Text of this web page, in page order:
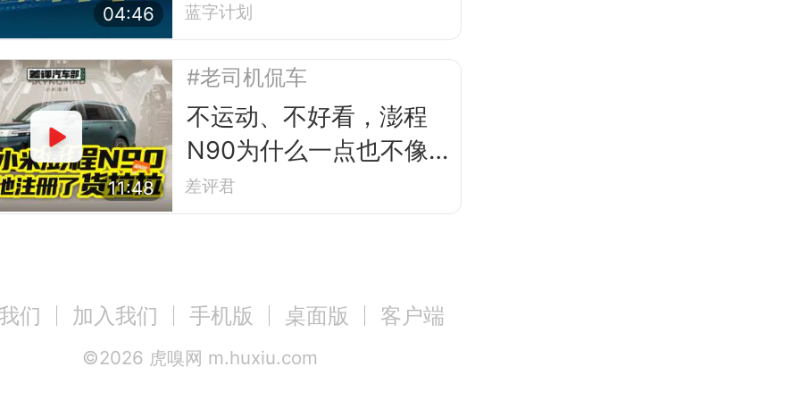
04:46 槛
蓝字计划
11:48
#老司机侃车
不运动、不好看，澎程
N90为什么一点也不像
小米？
差评君
们 加入我们 手机版 桌面版 客户端
©2026 虎嗅网 m.huxiu.com